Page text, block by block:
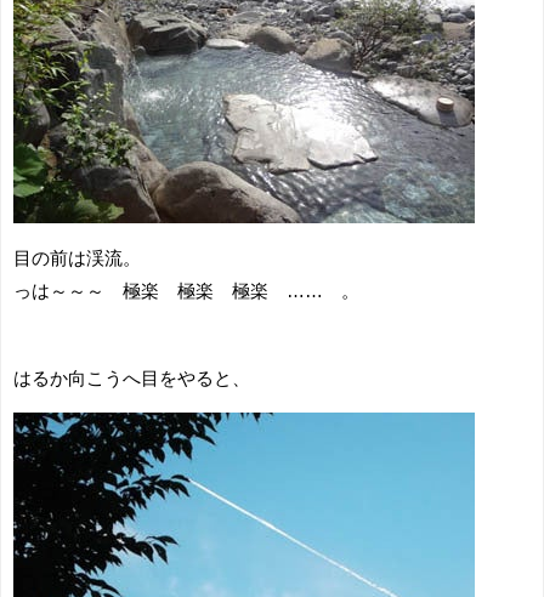
目の前は渓流。
っは～～～ 極楽 極楽 極楽 …… 。
はるか向こうへ目をやると、